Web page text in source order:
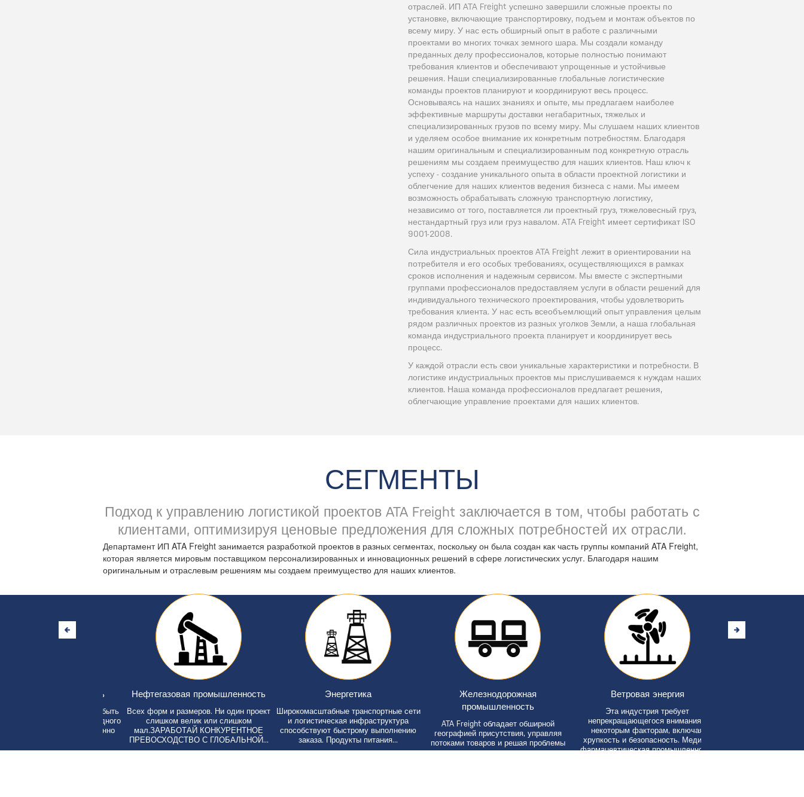
отраслей. ИП ATA Freight успешно завершили сложные проекты по
установке, включающие транспортировку, подъем и монтаж объектов по
всему миру. У нас есть обширный опыт в работе с различными
проектами во многих точках земного шара. Мы создали команду
преданных делу профессионалов, которые полностью понимают
требования клиентов и обеспечивают упрощенные и устойчивые
решения. Наши специализированные глобальные логистические
команды проектов планируют и координируют весь процесс.
Основываясь на наших знаниях и опыте, мы предлагаем наиболее
эффективные маршруты доставки негабаритных, тяжелых и
специализированных грузов по всему миру. Мы слушаем наших клиентов
и уделяем особое внимание их конкретным потребностям. Благодаря
нашим оригинальным и специализированным под конкретную отрасль
решениям мы создаем преимущество для наших клиентов. Наш ключ к
успеху - создание уникального опыта в области проектной логистики и
облегчение для наших клиентов ведения бизнеса с нами. Мы имеем
возможность обрабатывать сложную транспортную логистику,
независимо от того, поставляется ли проектный груз, тяжеловесный груз,
нестандартный груз или груз навалом. ATA Freight имеет сертификат ISO
9001-2008.
Сила индустриальных проектов ATA Freight лежит в ориентировании на
потребителя и его особых требованиях, осуществляющихся в рамках
сроков исполнения и надежным сервисом. Мы вместе с экспертными
группами профессионалов предоставляем услуги в области решений для
индивидуального технического проектирования, чтобы удовлетворить
требования клиента. У нас есть всеобъемлющий опыт управления целым
рядом различных проектов из разных уголков Земли, а наша глобальная
команда индустриального проекта планирует и координирует весь
процесс.
У каждой отрасли есть свои уникальные характеристики и потребности. В
логистике индустриальных проектов мы прислушиваемся к нуждам наших
клиентов. Наша команда профессионалов предлагает решения,
облегчающие управление проектами для наших клиентов.
СЕГМЕНТЫ
Подход к управлению логистикой проектов ATA Freight заключается в том, чтобы работать с
клиентами, оптимизируя ценовые предложения для сложных потребностей их отрасли.
Департамент ИП ATA Freight занимается разработкой проектов в разных сегментах, поскольку он была создан как часть группы компаний ATA Freight,
которая является мировым поставщиком персонализированных и инновационных решений в сфере логистических услуг. Благодаря нашим
оригинальным и отраслевым решениям мы создаем преимущество для наших клиентов.
Нефтегазовая промышленность
Всех форм и размеров. Ни один проект
слишком велик или слишком
мал.ЗАРАБОТАЙ КОНКУРЕНТНОЕ
ПРЕВОСХОДСТВО С ГЛОБАЛЬНОЙ...
Энергетика
Широкомасштабные транспортные сети
и логистическая инфраструктура
способствуют быстрому выполнению
заказа. Продукты питания...
Железнодорожная
промышленность
ATA Freight обладает обширной
географией присутствия, управляя
потоками товаров и решая проблемы
распределения...
Ветровая энергия
Эта индустрия требует
непрекращающегося внимания к
некоторым факторам, включая
хрупкость и безопасность. Медико-
фармацевтическая промышленность
можете